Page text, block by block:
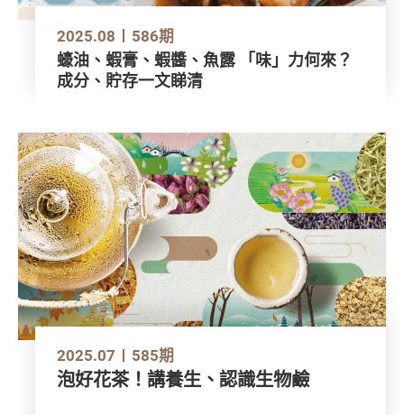
2025.08 586期
蠔油、蝦膏、蝦醬、魚露 「味」力何來？
成分、貯存一文睇清
2025.07 585期
泡好花茶！講養生、認識生物鹼